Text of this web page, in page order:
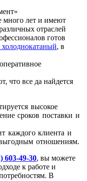
много лет и имеют
отраслей
готов
холоднокатаный, в
что все да найдется
высокое
сроков поставки и
каждого клиентаи
отношениям.
603-49-30, вы можете
к работе и
В